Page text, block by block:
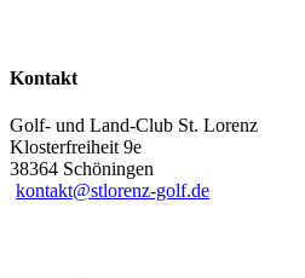
Kontakt
Golf- und Land-Club St. Lorenz
Klosterfreiheit 9e
38364 Schöningen
kontakt@stlorenz-golf.de